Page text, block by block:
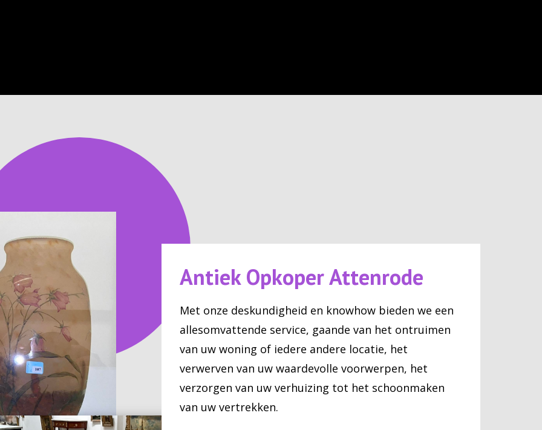
Antiek Opkoper Attenrode
Met onze deskundigheid en knowhow bieden we een
allesomvattende service, gaande van het ontruimen
van uw woning of iedere andere locatie, het
verwerven van uw waardevolle voorwerpen, het
verzorgen van uw verhuizing tot het schoonmaken
van uw vertrekken.